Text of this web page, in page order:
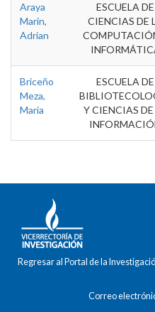
Araya
Marin,
Adrian
ESCUELA DE
CIENCIAS DE
Briceño
Meza,
Maria
ESCUELA DE
Y CIENCIAS DE
Regresar al Portal de la
Correo